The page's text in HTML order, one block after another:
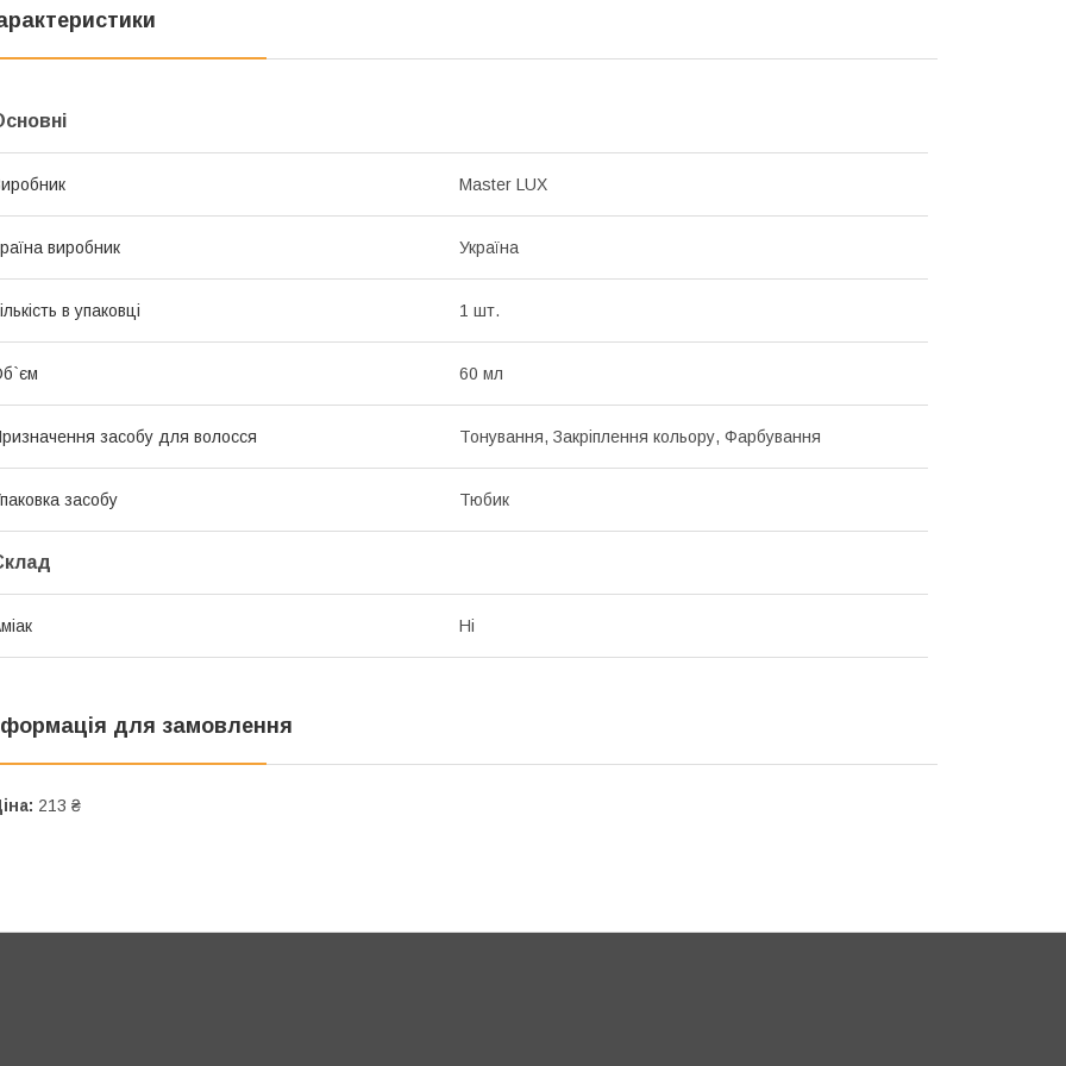
Master LUX
виробник Україна
в упаковці 1 шт.
60 мл
засобу для волосся Тонування, Закріплення кольору, Фарбування
засобу Тюбик
Ні
для замовлення
213 ₴